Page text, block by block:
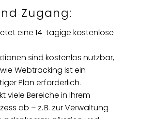
Zugang:
eine 14-tägige kostenlose
sind kostenlos nutzbar,
Webtracking ist ein
Plan erforderlich.
viele Bereiche in Ihrem
ab – z. B. zur Verwaltung